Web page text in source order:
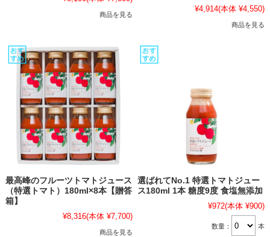
商品を見る
¥4,914(本体 ¥4,550)
商品を見る
最高峰のフルーツトマトジュース
（特選トマト）180ml×8本【贈答
箱】
¥8,316(本体 ¥7,700)
商品を見る
選ばれてNo.1 特選トマトジュー
ス180ml 1本 糖度9度 食塩無添加
¥972(本体 ¥900)
数量： 本